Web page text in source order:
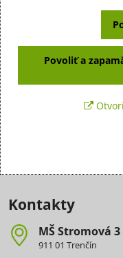
Povoliť a
Kontakty
MŠ Stromová 3
911 01 Trenčín